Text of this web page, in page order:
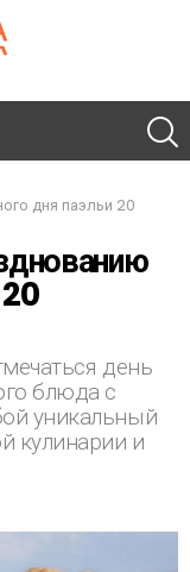
дня паэльи 20
день
блюда с
уникальный
кулинарии и